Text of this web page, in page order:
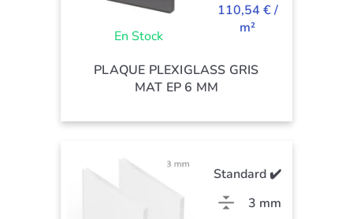
En Stock
110,54 € /
m²
PLAQUE PLEXIGLASS GRIS
MAT EP 6 MM
Standard ✔️
3 mm